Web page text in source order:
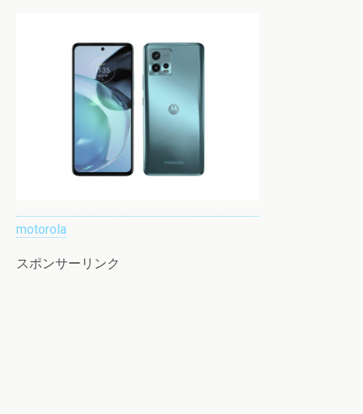
motorola
スポンサーリンク